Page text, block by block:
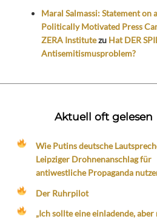
Maral Salmassi: Statement on a
Politically Motivated Press
ZERA Institutezu Hat DER
Antisemitismusproblem?
Aktuell oft gelesen
Wie Putins deutsche
Leipziger Drohnenanschlag für
antiwestliche Propaganda
Der Ruhrpilot
„Ich sollte eine einladende,